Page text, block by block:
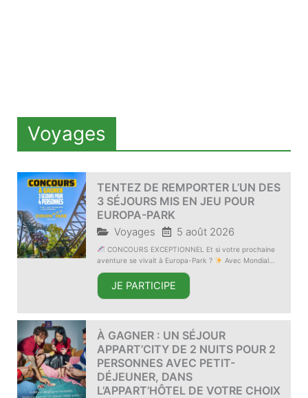
Voyages
TENTEZ DE REMPORTER L’UN DES
3 SÉJOURS MIS EN JEU POUR
EUROPA-PARK
Voyages 5 août 2026
CONCOURS EXCEPTIONNEL Et si votre prochaine
aventure se vivait à Europa-Park ?
Avec Mondial...
JE PARTICIPE
À GAGNER : UN SÉJOUR
APPART’CITY DE 2 NUITS POUR 2
PERSONNES AVEC PETIT-
DÉJEUNER, DANS
L’APPART’HÔTEL DE VOTRE CHOIX